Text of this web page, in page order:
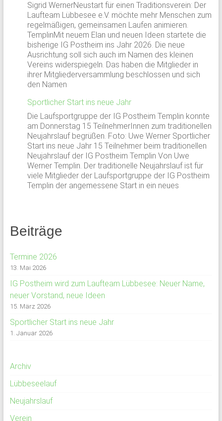
Sigrid WernerNeustart für einen Traditionsverein: Der
Laufteam Lübbesee e.V. möchte mehr Menschen zum
regelmäßigen, gemeinsamen Laufen animieren.
TemplinMit neuem Elan und neuen Ideen startete die
bisherige IG Postheim ins Jahr 2026. Die neue
Ausrichtung soll sich auch im Namen des kleinen
Vereins widerspiegeln. Das haben die Mitglieder in
ihrer Mitgliederversammlung beschlossen und sich
den Namen
Sportlicher Start ins neue Jahr
Die Laufsportgruppe der IG Postheim Templin konnte
am Donnerstag 15 TeilnehmerInnen zum traditionellen
Neujahrslauf begrüßen. Foto: Uwe Werner Sportlicher
Start ins neue Jahr 15 Teilnehmer beim traditionellen
Neujahrslauf der IG Postheim Templin Von Uwe
Werner Templin. Der traditionelle Neujahrslauf ist für
viele Mitglieder der Laufsportgruppe der IG Postheim
Templin der angemessene Start in ein neues
Beiträge
Termine 2026
13. Mai 2026
IG Postheim wird zum Laufteam Lübbesee: Neuer Name,
neuer Vorstand, neue Ideen
15. März 2026
Sportlicher Start ins neue Jahr
1. Januar 2026
Archiv
Lübbeseelauf
Neujahrslauf
Verein